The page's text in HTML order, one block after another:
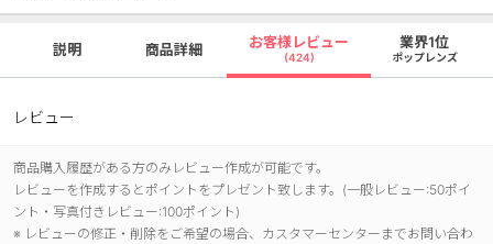
説明 商品詳細 お客様レビュー
(424)
業界1位
ポップレンズ
レビュー
商品購入履歴がある方のみレビュー作成が可能です。
レビューを作成するとポイントをプレゼント致します。(一般レビュー:50ポイ
ント・写真付きレビュー:100ポイント)
※ レビューの修正・削除をご希望の場合、カスタマーセンターまでお問い合わ